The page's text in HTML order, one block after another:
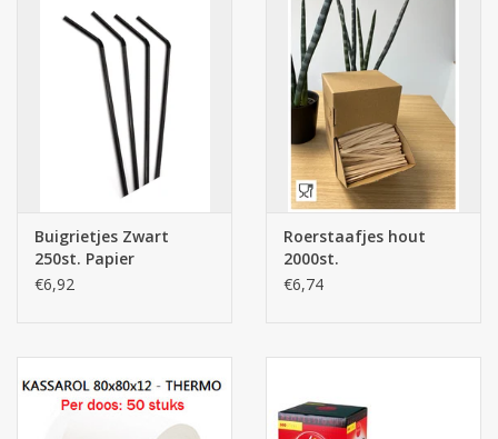
Buigrietjes Zwart
250st. Papier
€6,92
Roerstaafjes hout
2000st.
€6,74